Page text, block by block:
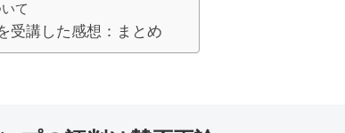
て
受講した感想：まとめ